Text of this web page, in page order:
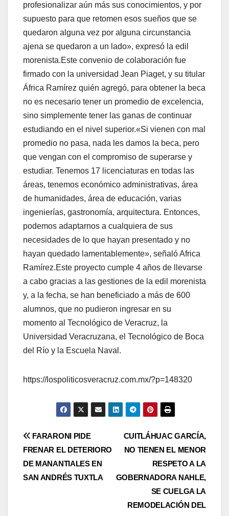
profesionalizar aún más sus conocimientos, y por
supuesto para que retomen esos sueños que se
quedaron alguna vez por alguna circunstancia
ajena se quedaron a un lado», expresó la edil
morenista.Este convenio de colaboración fue
firmado con la universidad Jean Piaget, y su titular
África Ramírez quién agregó, para obtener la beca
no es necesario tener un promedio de excelencia,
sino simplemente tener las ganas de continuar
estudiando en el nivel superior.«Si vienen con mal
promedio no pasa, nada les damos la beca, pero
que vengan con el compromiso de superarse y
estudiar. Tenemos 17 licenciaturas en todas las
áreas, tenemos económico administrativas, área
de humanidades, área de educación, varias
ingenierías, gastronomía, arquitectura. Entonces,
podemos adaptarnos a cualquiera de sus
necesidades de lo que hayan presentado y no
hayan quedado lamentablemente», señaló Africa
Ramírez.Este proyecto cumple 4 años de llevarse
a cabo gracias a las gestiones de la edil morenista
y, a la fecha, se han beneficiado a más de 600
alumnos, que no pudieron ingresar en su
momento al Tecnológico de Veracruz, la
Universidad Veracruzana, el Tecnológico de Boca
del Río y la Escuela Naval.
https://lospoliticosveracruz.com.mx/?p=148320
Navegación
de
entradas
CUITLÁHUAC GARCÍA,
NO TIENEN EL MENOR
RESPETO A LA
GOBERNADORA NAHLE,
SE CUELGA LA
REMODELACIÓN DEL
FARARONI PIDE
FRENAR EL DETERIORO
DE MANANTIALES EN
SAN ANDRÉS TUXTLA